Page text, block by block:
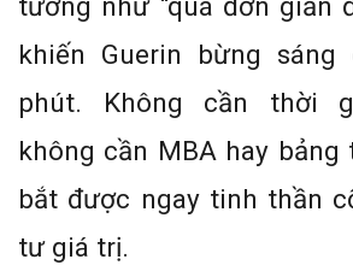
khiến Guerin bừng
phút. Không cần thời
không cần MBA hay bảng
bắt được ngay tinh thần
tư giá trị.